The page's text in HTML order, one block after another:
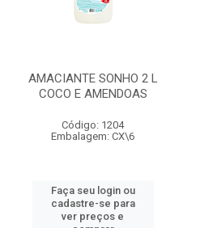
AMACIANTE SONHO 2 L
COCO E AMENDOAS
Código: 1204
Embalagem: CX\6
Faça seu login ou
cadastre-se para
ver preços e